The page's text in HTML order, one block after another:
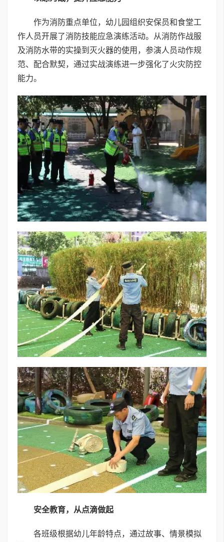
作为消防重点单位，幼儿园组织安保员和食堂工
作人员开展了消防技能应急演练活动。从消防作战服
及消防水带的实操到灭火器的使用，参演人员动作规
范、配合默契，通过实战演练进一步强化了火灾防控
能力。
安全教育，从点滴做起
各班级根据幼儿年龄特点，通过故事、情景模拟